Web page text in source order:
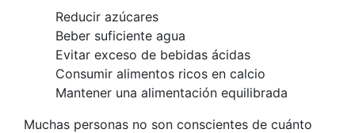
Reducir azúcares
Beber suficiente agua
Evitar exceso de bebidas ácidas
Consumir alimentos ricos en calcio
Mantener una alimentación equilibrada
Muchas personas no son conscientes de cuánto